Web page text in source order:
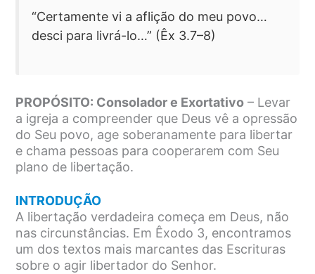
“Certamente vi a aflição do meu povo…
desci para livrá-lo…” (Êx 3.7–8)
PROPÓSITO: Consolador e Exortativo – Levar
a igreja a compreender que Deus vê a opressão
do Seu povo, age soberanamente para libertar
e chama pessoas para cooperarem com Seu
plano de libertação.
INTRODUÇÃO
A libertação verdadeira começa em Deus, não
nas circunstâncias. Em Êxodo 3, encontramos
um dos textos mais marcantes das Escrituras
sobre o agir libertador do Senhor.